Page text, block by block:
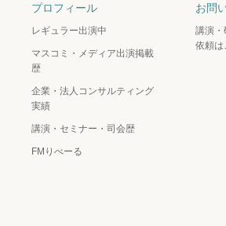
プロフィール
レギュラー出演中
マスコミ・メディア出演掲載
歴
企業・法人コンサルティング
実績
講演・セミナー・司会歴
FMりべーる
お問
講演・
依頼は